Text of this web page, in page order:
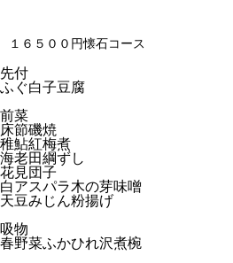
１６５００円懐石コース
先付
ふぐ白子豆腐
前菜
床節磯焼
稚鮎紅梅煮
海老田綱ずし
花見団子
白アスパラ木の芽味噌
天豆みじん粉揚げ
吸物
春野菜ふかひれ沢煮椀